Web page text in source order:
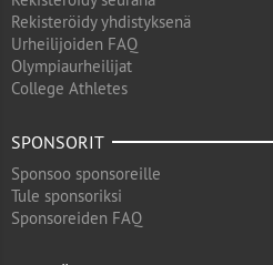
Rekisteröidy yhdistyksenä
Urheilijoiden FAQ
Olympiaurheilijat
College Athletes
SPONSORIT
Sponsoo sponsoreille
Tule sponsoriksi
Sponsoreiden FAQ